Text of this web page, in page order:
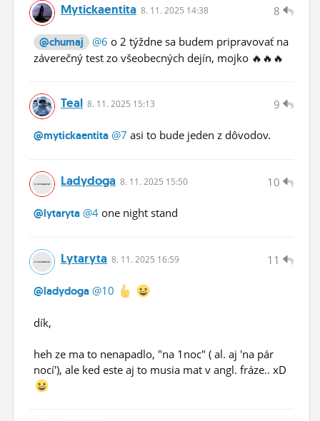
8
Mytickaentita 8. 11. 2025 14:38
@chumaj @6 o 2 týždne sa budem pripravovať na
záverečný test zo všeobecných dejín, mojko 🔥🔥🔥
9
Teal 8. 11. 2025 15:13
@mytickaentita @7 asi to bude jeden z dôvodov.
10
Ladydoga 8. 11. 2025 15:50
@lytaryta @4 one night stand
11
Lytaryta 8. 11. 2025 16:59
@ladydoga @10
dík,
heh ze ma to nenapadlo, "na 1noc" ( al. aj 'na pár
nocí'), ale ked este aj to musia mat v angl. fráze.. xD